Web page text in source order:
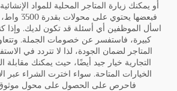
أو يمكنك زيارة المتاجر المحلية للمواد
فبعضها
اسأل الموظفين أي أسئلة قد تكون لديك.
المتاجر لضمان الجودة، لذا لا تتردد في
التجارية خيار جيد أيضًا، حيث يمكنك مقابلة
الخيارات المتاحة. سواء اخترت الشراء عبر
فاحرص على الحصول على محول موثوق